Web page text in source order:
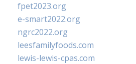
fpet2023.org
e-smart2022.org
ngrc2022.org
leesfamilyfoods.com
lewis-lewis-cpas.com